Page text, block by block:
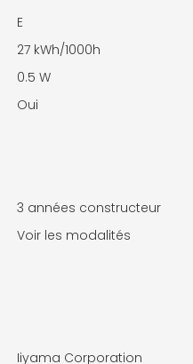
E
27 kWh/1000h
0.5 W
Oui
3 années constructeur
Voir les modalités
Iiyama Corporation